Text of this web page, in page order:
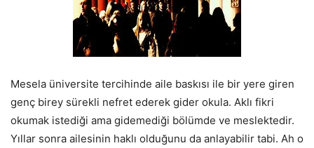
Mesela üniversite tercihinde aile baskısı ile bir yere giren
genç birey sürekli nefret ederek gider okula. Aklı fikri
okumak istediği ama gidemediği bölümde ve meslektedir.
Yıllar sonra ailesinin haklı olduğunu da anlayabilir tabi. Ah o